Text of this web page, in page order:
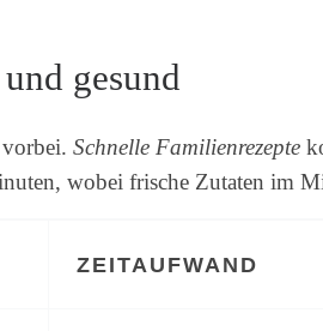
gesund
Schnelle Familienrezepte
wobei frische Zutaten im
ZEITAUFWAND